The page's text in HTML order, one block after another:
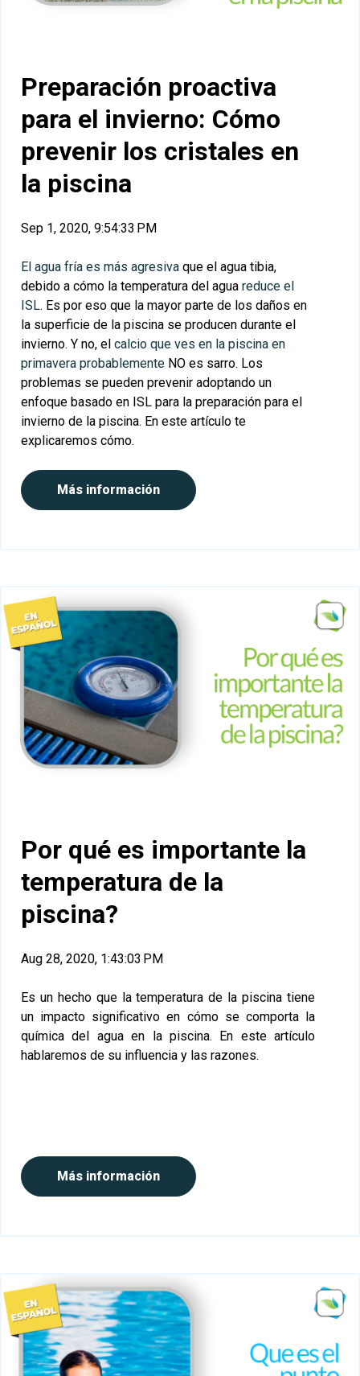
Preparación proactiva
para el invierno: Cómo
prevenir los cristales en
la piscina
Sep 1, 2020, 9:54:33 PM
El agua fría es más agresiva que el agua tibia,
debido a cómo la temperatura del agua reduce el
ISL. Es por eso que la mayor parte de los daños en
la superficie de la piscina se producen durante el
invierno. Y no, el calcio que ves en la piscina en
primavera probablemente NO es sarro. Los
problemas se pueden prevenir adoptando un
enfoque basado en ISL para la preparación para el
invierno de la piscina. En este artículo te
explicaremos cómo.
Más información
Por qué es importante la
temperatura de la
piscina?
Aug 28, 2020, 1:43:03 PM
Es un hecho que la temperatura de la piscina tiene
un impacto significativo en cómo se comporta la
química del agua en la piscina. En este artículo
hablaremos de su influencia y las razones.
Más información